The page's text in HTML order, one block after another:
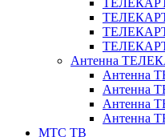
Антенна
Антенна
Антенна
Антенна
Антенна
МТС ТВ